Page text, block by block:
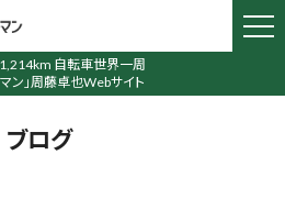
自転車世界一周
マン」周藤卓也Webサイト
ブログ